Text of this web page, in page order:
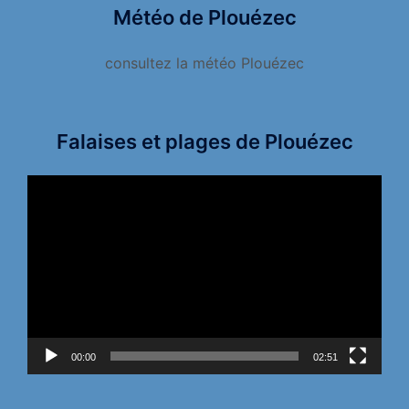
Météo de Plouézec
consultez la météo Plouézec
Falaises et plages de Plouézec
00:00 02:51